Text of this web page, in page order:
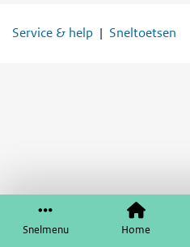
Snelmenu Home
Service & help Sneltoetsen